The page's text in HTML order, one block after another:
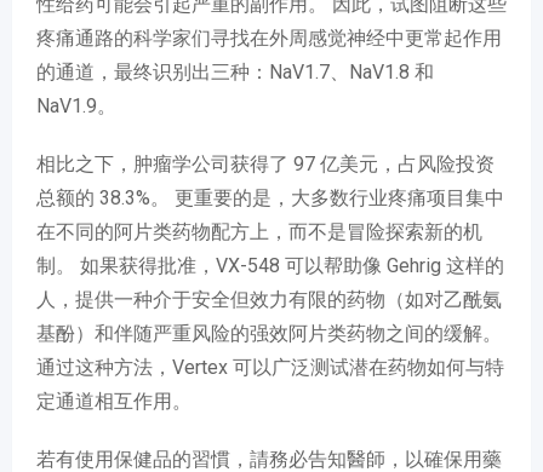
疼痛通路的科学家们寻找在外周感觉神经中更常起作用
的通道，最终识别出三种：NaV1.7、NaV1.8 和
NaV1.9。
相比之下，肿瘤学公司获得了 97 亿美元，占风险投资
总额的 38.3%。 更重要的是，大多数行业疼痛项目集中
在不同的阿片类药物配方上，而不是冒险探索新的机
制。 如果获得批准，VX-548 可以帮助像 Gehrig 这样的
人，提供一种介于安全但效力有限的药物（如对乙酰氨
基酚）和伴随严重风险的强效阿片类药物之间的缓解。
通过这种方法，Vertex 可以广泛测试潜在药物如何与特
定通道相互作用。
若有使用保健品的習慣，請務必告知醫師，以確保用藥